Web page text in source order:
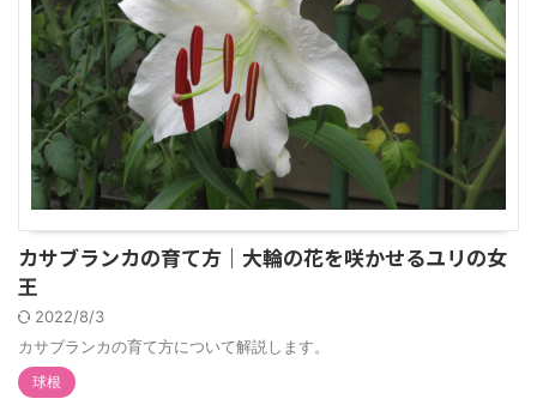
カサブランカの育て方｜大輪の花を咲かせるユリの女
王
2022/8/3
カサブランカの育て方について解説します。
球根